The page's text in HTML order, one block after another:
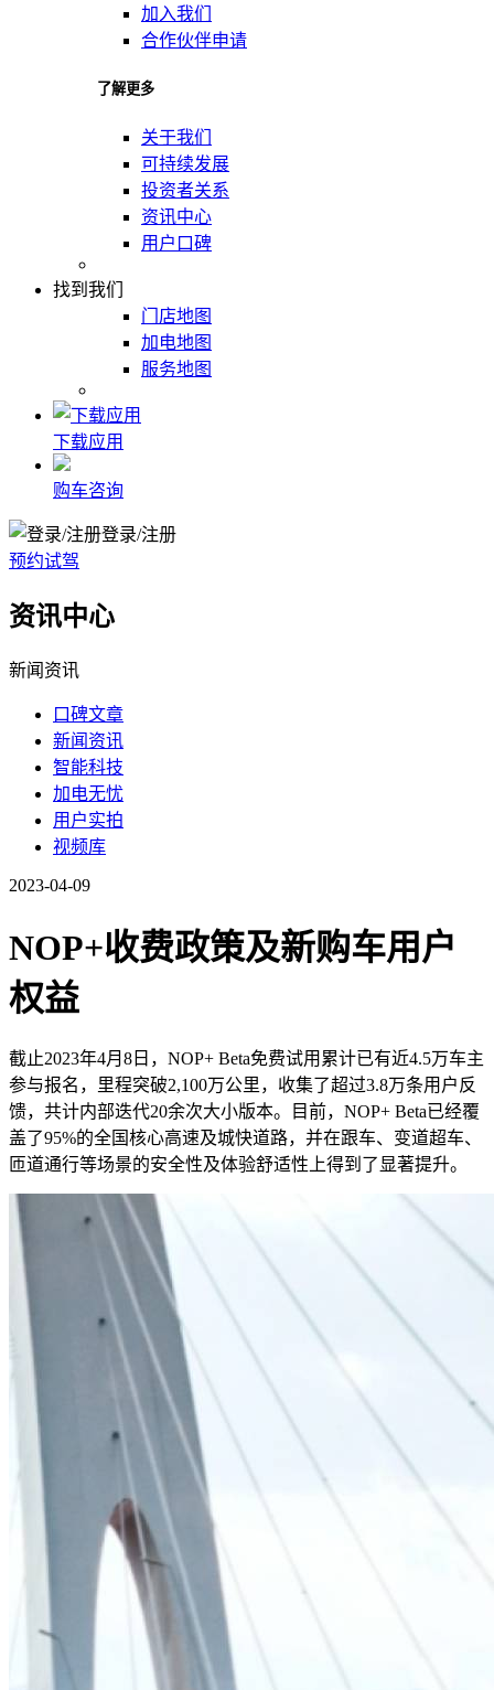
加入我们
合作伙伴申请
了解更多
关于我们
可持续发展
投资者关系
资讯中心
用户口碑
找到我们
门店地图
加电地图
服务地图
下载应用
购车咨询
登录/注册
预约试驾
资讯中心
新闻资讯
口碑文章
新闻资讯
智能科技
加电无忧
用户实拍
视频库
2023-04-09
NOP+收费政策及新购车用户
权益
截止2023年4月8日，NOP+ Beta免费试用累计已有近4.5万车主
参与报名，里程突破2,100万公里，收集了超过3.8万条用户反
馈，共计内部迭代20余次大小版本。目前，NOP+ Beta已经覆
盖了95%的全国核心高速及城快道路，并在跟车、变道超车、
匝道通行等场景的安全性及体验舒适性上得到了显著提升。